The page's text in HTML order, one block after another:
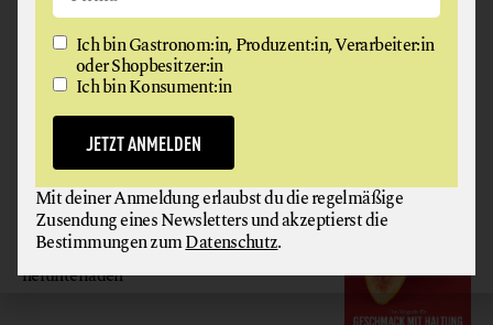
GAUMEN HOCH
MAGAZIN
Hier gratis
herunterladen
JETZT ANMELDEN
Mit deiner Anmeldung erlaubst du die regelmäßige
Zusendung eines Newsletters und akzeptierst die
Bestimmungen zum Datenschutz
Ich bin Gastronom:in, Produzent:in, Verarbeiter:in
oder Shopbesitzer:in
Ich bin Konsument:in
JETZT ANMELDEN
Mit deiner Anmeldung erlaubst du die regelmäßige
Zusendung eines Newsletters und akzeptierst die
Bestimmungen zumDatenschutz.